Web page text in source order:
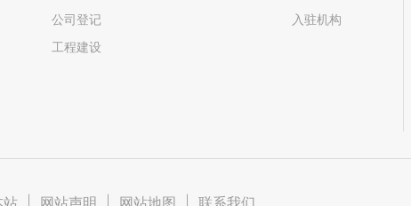
公司登记
工程建设
入驻机构
站 网站声明 网站地图 联系我们